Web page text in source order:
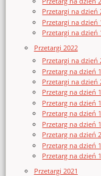
Przetargi na dzień
Przetargi na dzień
Przetargi na dzień
Przetargi 2022
Przetargi na dzień
Przetarg na dzień
Przetargi na dzień
Przetarg na dzień
Przetarg na dzień
Przetarg na dzień
Przetarg na dzień
Przetarg na dzień
Przetarg na dzień
Przetarg na dzień
Przetargi 2021